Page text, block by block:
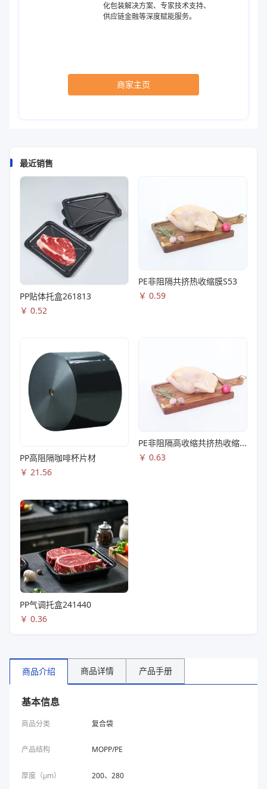
化包装解决方案、专家技术支持、
供应链金融等深度赋能服务。
商家主页
最近销售
PP贴体托盒261813
￥ 0.52
PE非阻隔共挤热收缩膜S53
￥ 0.59
PP高阻隔咖啡杯片材
￥ 21.56
PE非阻隔高收缩共挤热收缩膜S83
￥ 0.63
PP气调托盒241440
￥ 0.36
商品介绍 商品详情 产品手册
基本信息
商品分类 复合袋
产品结构 MOPP/PE
厚度（μm） 200、280